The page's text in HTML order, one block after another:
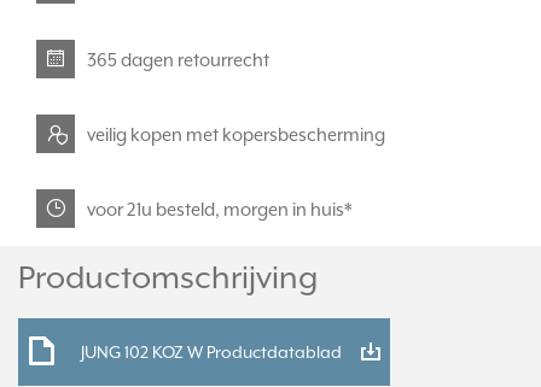
365 dagen retourrecht
veilig kopen met kopersbescherming
voor 21u besteld, morgen in huis*
Productomschrijving
JUNG 102 KOZ W Productdatablad